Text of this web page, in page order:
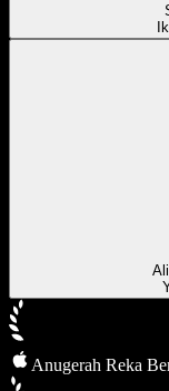
Anugerah Reka